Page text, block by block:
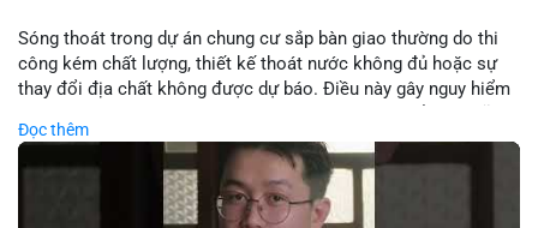
Lời khuyên:
Nhà đầu tư nên theo dõi các bước tiếp theo của địa chỉ ví nhận
để xác định rõ xu hướng. Tránh hành động theo cảm xúc; hãy
quan sát khối lượng khớp lệnh trên sàn trong 24-48 giờ tới để
đưa ra quyết định hợp lý.
#chuyendichlon #aplucban
Sóng thoát trong dự án chung cư sắp bàn giao thường do thi
công kém chất lượng, thiết kế thoát nước không đủ hoặc sự
thay đổi địa chất không được dự báo. Điều này gây nguy hiểm
trước khi nhận nhà.
🎥 Xem video trực tiếp tại:
Đọc thêm